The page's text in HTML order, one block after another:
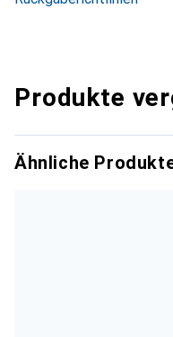
Produkte
Ähnliche